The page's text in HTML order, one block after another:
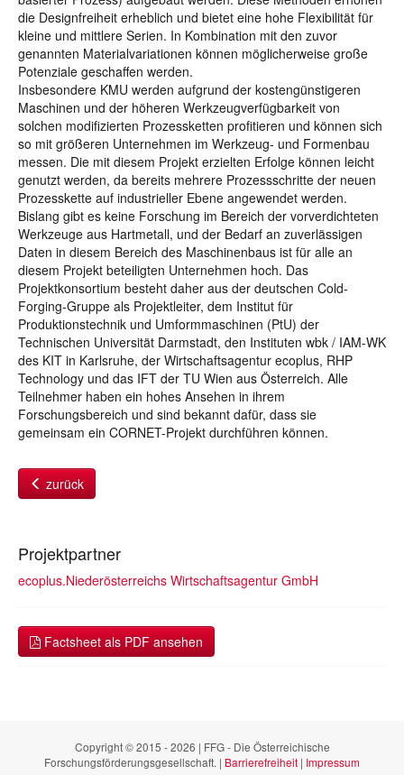
die Designfreiheit erheblich und bietet eine hohe Flexibilität für
kleine und mittlere Serien. In Kombination mit den zuvor
genannten Materialvariationen können möglicherweise große
Potenziale geschaffen werden.
Insbesondere KMU werden aufgrund der kostengünstigeren
Maschinen und der höheren Werkzeugverfügbarkeit von
solchen modifizierten Prozessketten profitieren und können sich
so mit größeren Unternehmen im Werkzeug- und Formenbau
messen. Die mit diesem Projekt erzielten Erfolge können leicht
genutzt werden, da bereits mehrere Prozessschritte der neuen
Prozesskette auf industrieller Ebene angewendet werden.
Bislang gibt es keine Forschung im Bereich der vorverdichteten
Werkzeuge aus Hartmetall, und der Bedarf an zuverlässigen
Daten in diesem Bereich des Maschinenbaus ist für alle an
diesem Projekt beteiligten Unternehmen hoch. Das
Projektkonsortium besteht daher aus der deutschen Cold-
Forging-Gruppe als Projektleiter, dem Institut für
Produktionstechnik und Umformmaschinen (PtU) der
Technischen Universität Darmstadt, den Instituten wbk / IAM-WK
des KIT in Karlsruhe, der Wirtschaftsagentur ecoplus, RHP
Technology und das IFT der TU Wien aus Österreich. Alle
Teilnehmer haben ein hohes Ansehen in ihrem
Forschungsbereich und sind bekannt dafür, dass sie
gemeinsam ein CORNET-Projekt durchführen können.
zurück
Projektpartner
ecoplus.Niederösterreichs Wirtschaftsagentur GmbH
Factsheet als PDF ansehen
Copyright © 2015 - 2026 | FFG - Die Österreichische
Forschungsförderungsgesellschaft. | Barrierefreiheit | Impressum